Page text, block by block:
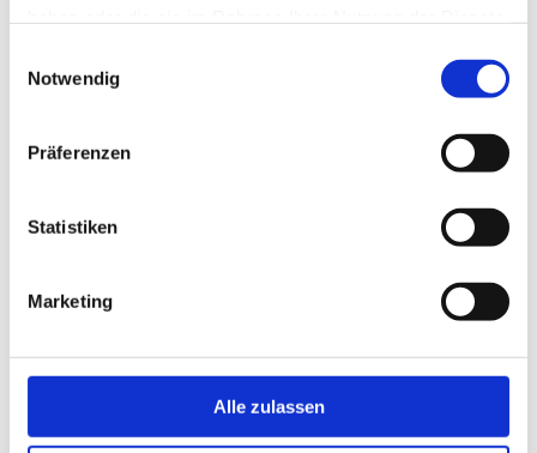
Notwendig
Präferenzen
Statistiken
Marketing
Alle zulassen
22045 Hamburg
Kontakt